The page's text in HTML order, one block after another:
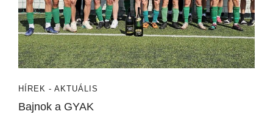
HÍREK - AKTUÁLIS
Bajnok a GYAK